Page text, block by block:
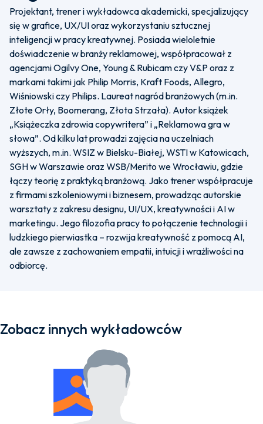
Projektant, trener i wykładowca akademicki, specjalizujący
się w grafice, UX/UI oraz wykorzystaniu sztucznej
inteligencji w pracy kreatywnej. Posiada wieloletnie
doświadczenie w branży reklamowej, współpracował z
agencjami Ogilvy One, Young & Rubicam czy V&P oraz z
markami takimi jak Philip Morris, Kraft Foods, Allegro,
Wiśniowski czy Philips. Laureat nagród branżowych (m.in.
Złote Orły, Boomerang, Złota Strzała). Autor książek
„Książeczka zdrowia copywritera” i „Reklamowa gra w
słowa”. Od kilku lat prowadzi zajęcia na uczelniach
wyższych, m.in. WSIZ w Bielsku-Białej, WSTI w Katowicach,
SGH w Warszawie oraz WSB/Merito we Wrocławiu, gdzie
łączy teorię z praktyką branżową. Jako trener współpracuje
z firmami szkoleniowymi i biznesem, prowadząc autorskie
warsztaty z zakresu designu, UI/UX, kreatywności i AI w
marketingu. Jego filozofia pracy to połączenie technologii i
ludzkiego pierwiastka – rozwija kreatywność z pomocą AI,
ale zawsze z zachowaniem empatii, intuicji i wrażliwości na
odbiorcę.
Zobacz innych wykładowców